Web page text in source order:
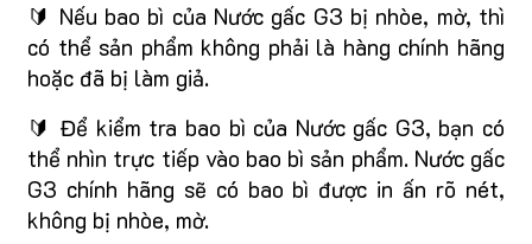
🔰 Nếu bao bì của Nước gấc G3 bị nhòe, mờ, thì
có thể sản phẩm không phải là hàng chính hãng
hoặc đã bị làm giả.
🔰 Để kiểm tra bao bì của Nước gấc G3, bạn có
thể nhìn trực tiếp vào bao bì sản phẩm. Nước gấc
G3 chính hãng sẽ có bao bì được in ấn rõ nét,
không bị nhòe, mờ.